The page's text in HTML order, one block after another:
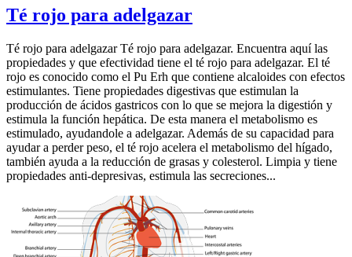
Té rojo para adelgazar
Té rojo para adelgazar Té rojo para adelgazar. Encuentra aquí las
propiedades y que efectividad tiene el té rojo para adelgazar. El té
rojo es conocido como el Pu Erh que contiene alcaloides con efectos
estimulantes. Tiene propiedades digestivas que estimulan la
producción de ácidos gastricos con lo que se mejora la digestión y
estimula la función hepática. De esta manera el metabolismo es
estimulado, ayudandole a adelgazar. Además de su capacidad para
ayudar a perder peso, el té rojo acelera el metabolismo del hígado,
también ayuda a la reducción de grasas y colesterol. Limpia y tiene
propiedades anti-depresivas, estimula las secreciones...